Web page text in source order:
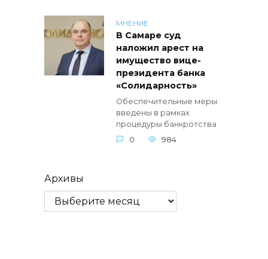
МНЕНИЕ
В Самаре суд
наложил арест на
имущество вице-
президента банка
«Солидарность»
Обеспечительные меры
введены в рамках
процедуры банкротства
0
984
Архивы